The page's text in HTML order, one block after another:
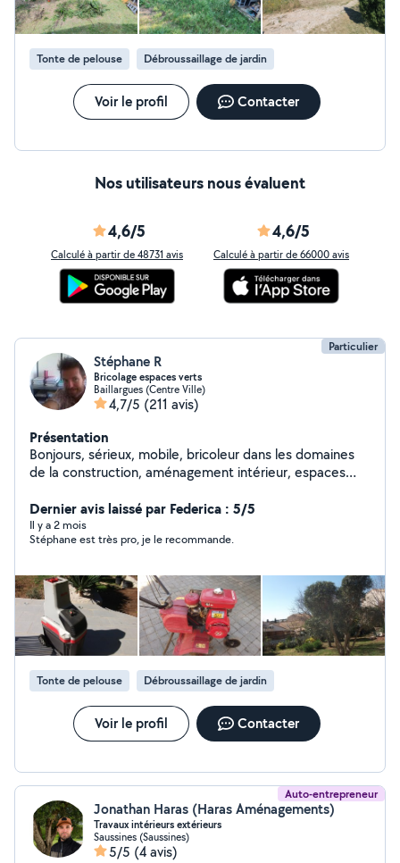
Tonte de pelouse Débroussaillage de jardin
Voir le profil Contacter
Nos utilisateurs nous évaluent
4,6/5
Calculé à partir de 48731 avis
4,6/5
Calculé à partir de 66000 avis
Particulier
Stéphane R
Bricolage espaces verts
Baillargues (Centre Ville)
4,7/5 (211 avis)
Présentation
Bonjours, sérieux, mobile, bricoleur dans les domaines
de la construction, aménagement intérieur, espaces
outillages.
Dernier avis laissé par Federica : 5/5
Il y a 2 mois
Stéphane est très pro, je le recommande.
Tonte de pelouse Débroussaillage de jardin
Voir le profil Contacter
Auto-entrepreneur
Jonathan Haras (Haras Aménagements)
Travaux intérieurs extérieurs
Saussines (Saussines)
5/5 (4 avis)